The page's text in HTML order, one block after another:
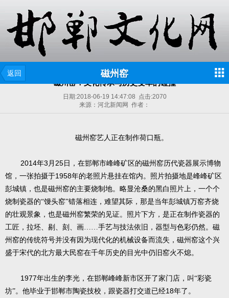
返回 磁州窑
磁州窑：文化传承与历史变革的碰撞
日期:2018-06-19 14:47:08 点击:2070
来源：河北新闻网 作者：
磁州窑艺人正在制作荷口瓶。
2014年3 月 25 日，在邯郸市峰峰矿区的磁州窑历代瓷器展示博物
馆，一张拍摄于1958年的老照片悬挂在馆内。照片拍摄地是峰峰矿区
彭城镇，也是磁州窑的主要烧制地。略显沧桑的黑白照片上，一个个
烧制瓷器的“馒头窑”错落相连，难望其际，那是当年彭城镇万窑齐烧
的壮观景象，也是磁州窑繁荣的见证。照片下方，是正在制作瓷器的
工匠，拉坯、剔、刻、画……手艺与技法依旧，器型与色彩仍然。磁
州窑的传统符号并没有因为现代化的机械设备而流失，磁州窑这个兴
盛于宋代的北方最大民窑在千年历史的目光中仍旧窑火不熄。
1977年出生的李光，在邯郸峰峰新市区开了家门店，叫“彩瓷
坊”。他毕业于邯郸市陶瓷技校，跟瓷器打交道已经18年了。